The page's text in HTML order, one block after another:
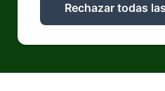
Rechazar todas